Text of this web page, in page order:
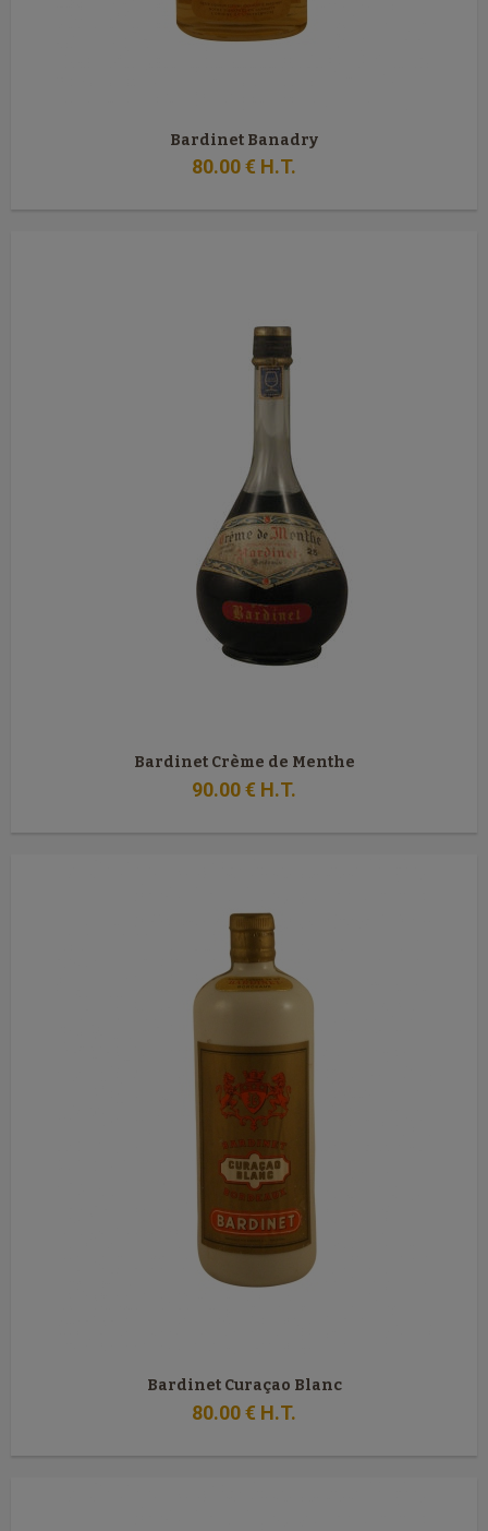
Bardinet Banadry
80.00€ H.T.
Bardinet Crème de Menthe
90.00€ H.T.
Bardinet Curaçao Blanc
80.00€ H.T.